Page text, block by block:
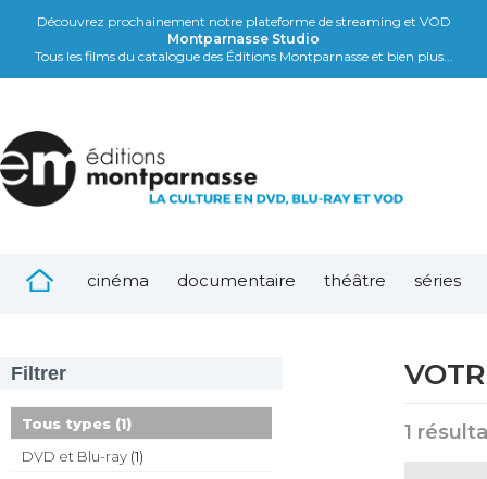
Découvrez prochainement notre plateforme de streaming et VOD
Montparnasse Studio
Tous les films du catalogue des Éditions Montparnasse et bien plus...
cinéma documentaire théâtre séries
Filtrer
Tous types (1)
DVD et Blu-ray (1)
1